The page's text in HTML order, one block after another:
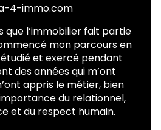
4-immo.com
que l’immobilier fait partie
mon parcours en
étudié et exercé pendant
des années qui m’ont
appris le métier, bien
du relationnel,
et du respect humain.